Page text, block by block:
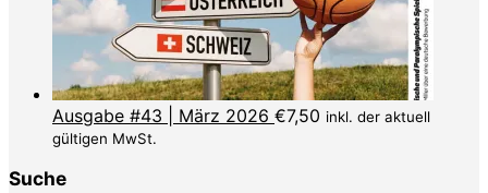
Ausgabe #43 | März 2026 €7,50 inkl. der aktuell
gültigen MwSt.
Suche